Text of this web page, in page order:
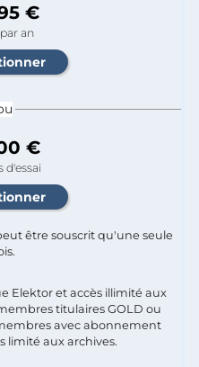
€
an
€
d'essai
être souscrit qu'une seule
Elektor et accès illimité aux
titulaires GOLD ou
avec abonnement
limité aux archives.